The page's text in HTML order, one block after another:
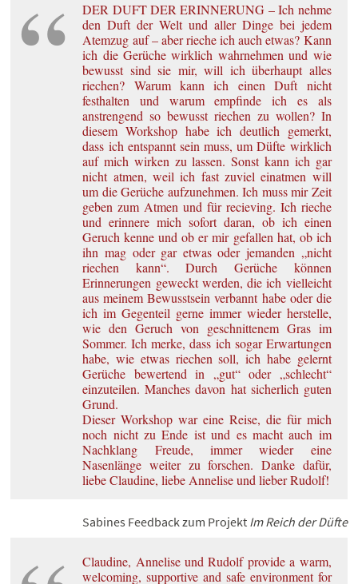
DER DUFT DER ERINNERUNG – Ich nehme
den Duft der Welt und aller Dinge bei jedem
Atemzug auf – aber rieche ich auch etwas? Kann
ich die Gerüche wirklich wahrnehmen und wie
bewusst sind sie mir, will ich überhaupt alles
riechen? Warum kann ich einen Duft nicht
festhalten und warum empfinde ich es als
anstrengend so bewusst riechen zu wollen? In
diesem Workshop habe ich deutlich gemerkt,
dass ich entspannt sein muss, um Düfte wirklich
auf mich wirken zu lassen. Sonst kann ich gar
nicht atmen, weil ich fast zuviel einatmen will
um die Gerüche aufzunehmen. Ich muss mir Zeit
geben zum Atmen und für recieving. Ich rieche
und erinnere mich sofort daran, ob ich einen
Geruch kenne und ob er mir gefallen hat, ob ich
ihn mag oder gar etwas oder jemanden „nicht
riechen kann“. Durch Gerüche können
Erinnerungen geweckt werden, die ich vielleicht
aus meinem Bewusstsein verbannt habe oder die
ich im Gegenteil gerne immer wieder herstelle,
wie den Geruch von geschnittenem Gras im
Sommer. Ich merke, dass ich sogar Erwartungen
habe, wie etwas riechen soll, ich habe gelernt
Gerüche bewertend in „gut“ oder „schlecht“
einzuteilen. Manches davon hat sicherlich guten
Grund.
Dieser Workshop war eine Reise, die für mich
noch nicht zu Ende ist und es macht auch im
Nachklang Freude, immer wieder eine
Nasenlänge weiter zu forschen. Danke dafür,
liebe Claudine, liebe Annelise und lieber Rudolf!
Sabines Feedback zum Projekt Im Reich der Düfte
Claudine, Annelise und Rudolf provide a warm,
welcoming, supportive and safe environment for